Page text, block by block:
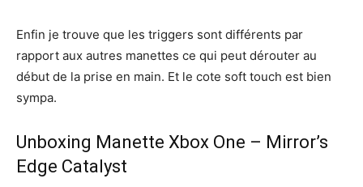
Enfin je trouve que les triggers sont différents par
rapport aux autres manettes ce qui peut dérouter au
début de la prise en main. Et le cote soft touch est bien
sympa.
Unboxing Manette Xbox One – Mirror’s
Edge Catalyst